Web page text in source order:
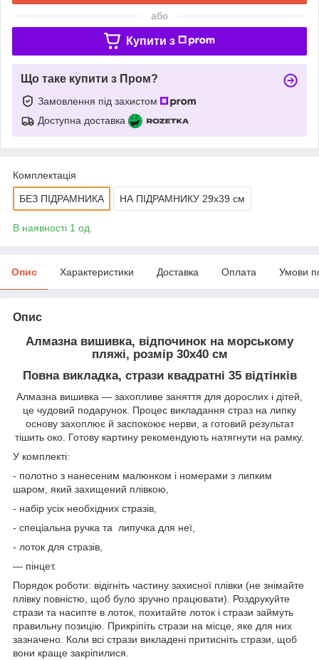
або
Купити з
Що таке купити з Пром?
Замовлення під захистом
Доступна доставка
Комплектація
БЕЗ ПІДРАМНИКА НА ПІДРАМНИКУ 29х39 см
В наявності 1 од.
Опис Характеристики Доставка Оплата Умови
Опис
Алмазна вишивка, відпочинок на морському
пляжі, розмір 30х40 см
Повна викладка, стрази квадратні 35 відтінків
Алмазна вишивка — захопливе заняття для дорослих і дітей,
це чудовий подарунок. Процес викладання страз на липку
основу захоплює й заспокоює нерви, а готовий результат
тішить око. Готову картину рекомендують натягнути на рамку.
У комплекті:
- полотно з нанесеним малюнком і номерами з липким
шаром, який захищений плівкою,
- набір усіх необхідних стразів,
- спеціальна ручка та липучка для неї,
- лоток для стразів,
— пінцет.
Порядок роботи: відігніть частину захисної плівки (не знімайте
плівку повністю, щоб було зручно працювати). Роздрукуйте
стрази та насипте в лоток, похитайте лоток і стрази займуть
правильну позицію. Прикріпіть стрази на місце, яке для них
зазначено. Коли всі стрази викладені притисніть стрази, щоб
вони краще закріпилися.